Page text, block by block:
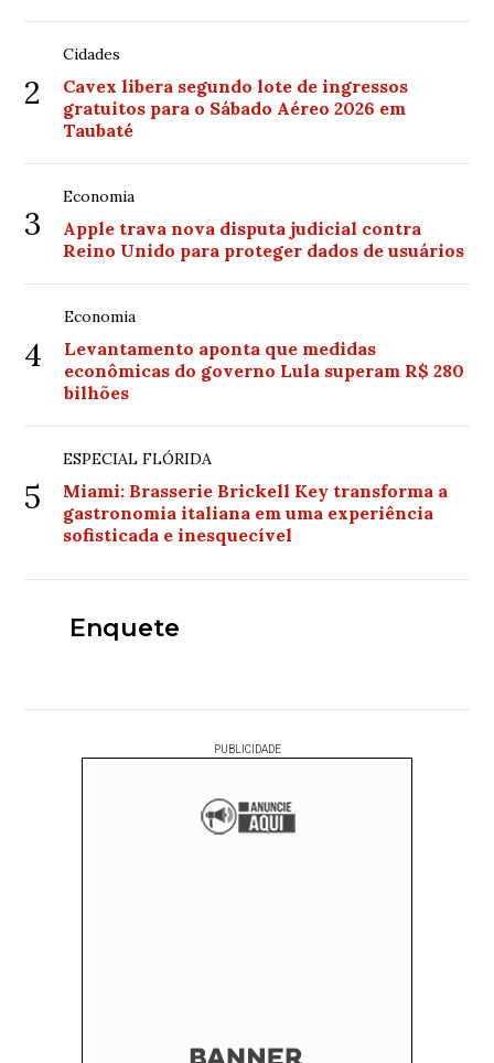
2
Cidades
Cavex libera segundo lote de ingressos
gratuitos para o Sábado Aéreo 2026 em
Taubaté
3
Economia
Apple trava nova disputa judicial contra
Reino Unido para proteger dados de usuários
4
Economia
Levantamento aponta que medidas
econômicas do governo Lula superam R$ 280
bilhões
5
ESPECIAL FLÓRIDA
Miami: Brasserie Brickell Key transforma a
gastronomia italiana em uma experiência
sofisticada e inesquecível
Enquete
PUBLICIDADE